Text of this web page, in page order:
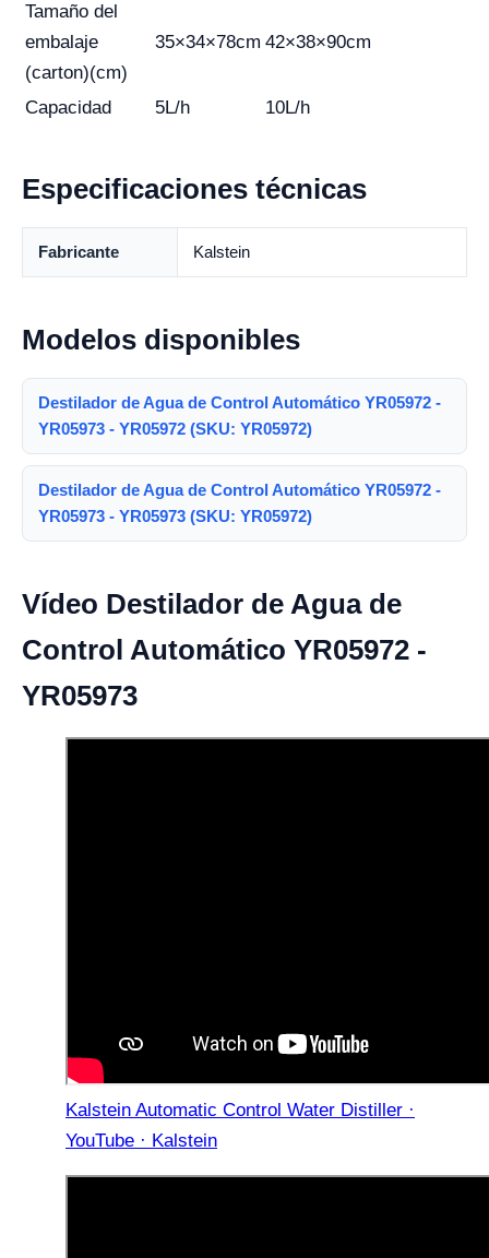
Tamaño del
embalaje
(carton)(cm)
35×34×78cm 42×38×90cm
Capacidad 5L/h 10L/h
Especificaciones técnicas
Fabricante Kalstein
Modelos disponibles
Destilador de Agua de Control Automático YR05972 -
YR05973 - YR05972 (SKU: YR05972)
Destilador de Agua de Control Automático YR05972 -
YR05973 - YR05973 (SKU: YR05972)
Vídeo Destilador de Agua de
Control Automático YR05972 -
YR05973
Kalstein Automatic Control Water Distiller ·
YouTube · Kalstein